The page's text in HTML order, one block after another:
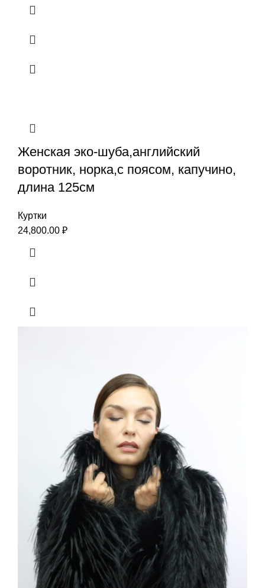
Женская эко-шуба,английский
воротник, норка,с поясом, капучино,
длина 125см
Куртки
24,800.00 ₽